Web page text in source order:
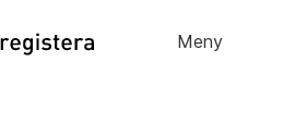
til
Meny